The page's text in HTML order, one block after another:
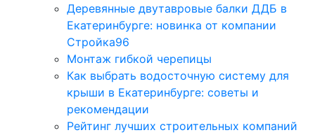
Деревянные двутавровые балки ДДБ в
Екатеринбурге: новинка от компании
Стройка96
Монтаж гибкой черепицы
Как выбрать водосточную систему для
крыши в Екатеринбурге: советы и
рекомендации
Рейтинг лучших строительных компаний